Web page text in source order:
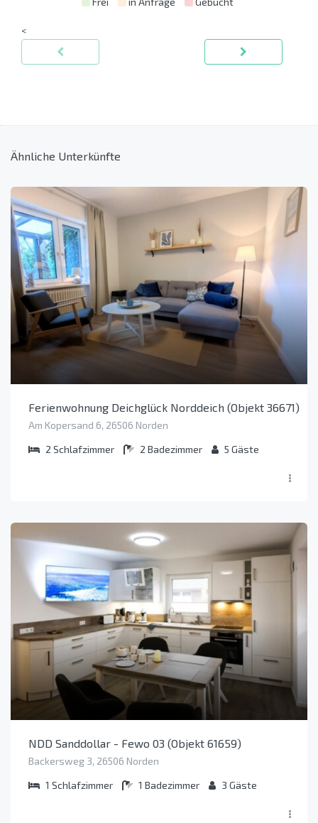
<
Ähnliche Unterkünfte
Ferienwohnung Deichglück Norddeich (Objekt 36671)
Am Kopersand 6, 26506 Norden
2 Schlafzimmer 2 Badezimmer 5 Gäste
NDD Sanddollar - Fewo 03 (Objekt 61659)
Backersweg 3, 26506 Norden
1 Schlafzimmer 1 Badezimmer 3 Gäste